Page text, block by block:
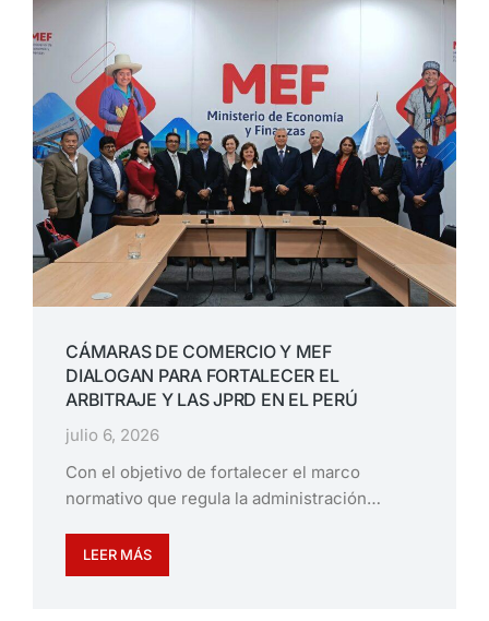
CÁMARAS DE COMERCIO Y MEF
DIALOGAN PARA FORTALECER EL
ARBITRAJE Y LAS JPRD EN EL PERÚ
julio 6, 2026
Con el objetivo de fortalecer el marco
normativo que regula la administración…
LEER MÁS